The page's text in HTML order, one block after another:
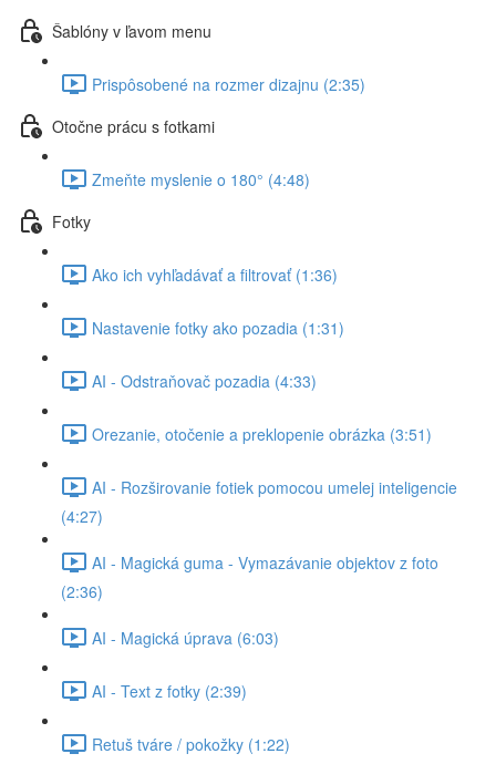
Šablóny v ľavom menu
Prispôsobené na rozmer dizajnu (2:35)
Otočne prácu s fotkami
Zmeňte myslenie o 180° (4:48)
Fotky
Ako ich vyhľadávať a filtrovať (1:36)
Nastavenie fotky ako pozadia (1:31)
AI - Odstraňovač pozadia (4:33)
Orezanie, otočenie a preklopenie obrázka (3:51)
AI - Rozširovanie fotiek pomocou umelej inteligencie
(4:27)
AI - Magická guma - Vymazávanie objektov z foto
(2:36)
AI - Magická úprava (6:03)
AI - Text z fotky (2:39)
Retuš tváre / pokožky (1:22)